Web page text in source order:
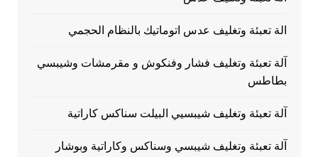
الة تعبئة وتغليف عدس اتوماتيك بالنظام الحجمي
آلة تعبئة وتغليف فشار وفنكوش و مقرمشات وشيبسي
بطاطس
آلة تعبئة وتغليف شيبسيي البيلت سناكس كاراتية
آلة تعبئة وتغليف شيبسي وسناكس وكاراتية وبوشار